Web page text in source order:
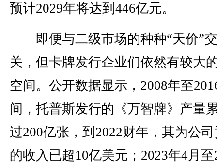
预计2029年将达到446亿元。
即便与二级市场的种种“天价”
关，但卡牌发行企业们依然有较大
空间。公开数据显示，2008年至
间，托普斯发行的《万智牌》产量
过200亿张，到2022财年，其为公
的收入已超10亿美元；2023年4月至